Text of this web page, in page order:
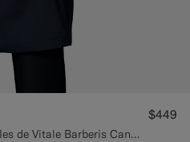
Lana y poliuretano impermeables de Vitale Barberis Canonico, Italia
$449